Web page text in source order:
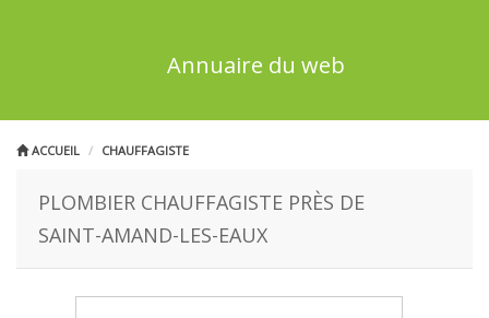
Annuaire du web
ACCUEIL CHAUFFAGISTE
PLOMBIER CHAUFFAGISTE PRÈS DE
SAINT-AMAND-LES-EAUX